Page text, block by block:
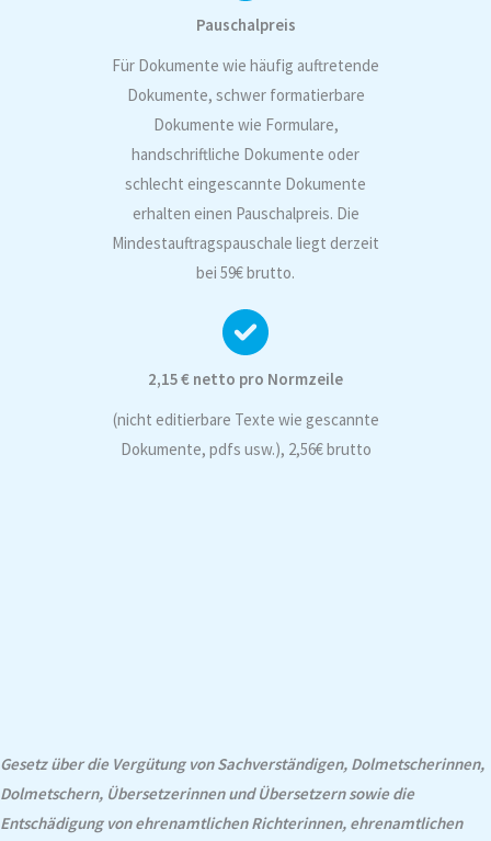
Pauschalpreis
Für Dokumente wie häufig auftretende
Dokumente, schwer formatierbare
Dokumente wie Formulare,
handschriftliche Dokumente oder
schlecht eingescannte Dokumente
erhalten einen Pauschalpreis. Die
Mindestauftragspauschale liegt derzeit
bei 59€ brutto.
2,15 € netto pro Normzeile
(nicht editierbare Texte wie gescannte
Dokumente, pdfs usw.), 2,56€ brutto
Gesetz über die Vergütung von Sachverständigen, Dolmetscherinnen,
Dolmetschern, Übersetzerinnen und Übersetzern sowie die
Entschädigung von ehrenamtlichen Richterinnen, ehrenamtlichen